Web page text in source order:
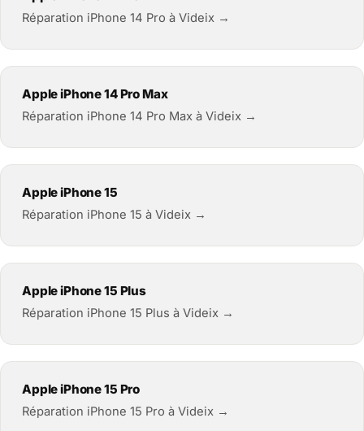
Réparation iPhone 14 Pro à Videix →
Apple iPhone 14 Pro Max
Réparation iPhone 14 Pro Max à Videix →
Apple iPhone 15
Réparation iPhone 15 à Videix →
Apple iPhone 15 Plus
Réparation iPhone 15 Plus à Videix →
Apple iPhone 15 Pro
Réparation iPhone 15 Pro à Videix →